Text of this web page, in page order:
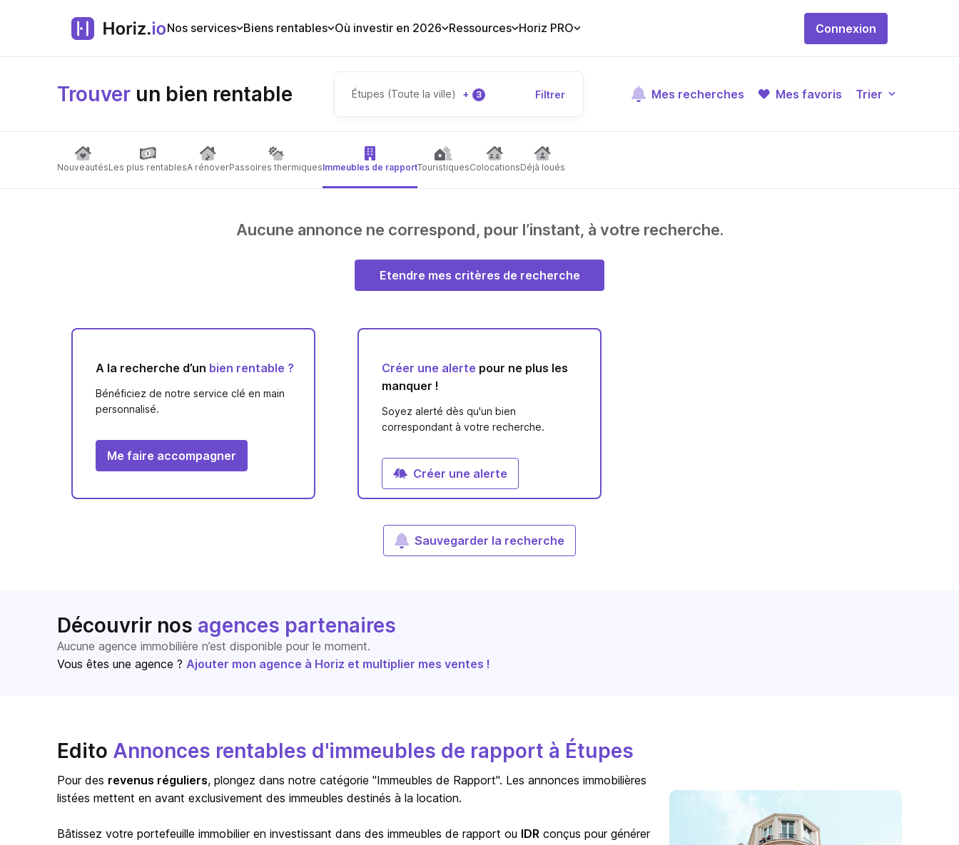
Nos services Biens rentables Où investir en 2026 Ressources Horiz PRO Connexion
Trouver un bien rentable Étupes (Toute la ville) + 3 Filtrer Mes recherches Mes favoris Trier
NouveautésLes plus rentablesA rénoverPassoires thermiquesImmeubles de rapportTouristiquesColocationsDéjà loués
Aucune annonce ne correspond, pour l’instant, à votre recherche.
Etendre mes critères de recherche
A la recherche d’un bien rentable ?
Bénéficiez de notre service clé en main
personnalisé.
Me faire accompagner
Créer une alerte pour ne plus les
manquer !
Soyez alerté dès qu'un bien
correspondant à votre recherche.
Créer une alerte
Sauvegarder la recherche
Découvrir nos agences partenaires
Aucune agence immobilière n’est disponible pour le moment.
Vous êtes une agence ? Ajouter mon agence à Horiz et multiplier mes ventes !
Edito Annonces rentables d'immeubles de rapport à Étupes
Pour des revenus réguliers, plongez dans notre catégorie "Immeubles de Rapport". Les annonces immobilières
listées mettent en avant exclusivement des immeubles destinés à la location.
Bâtissez votre portefeuille immobilier en investissant dans des immeubles de rapport ou IDR conçus pour générer